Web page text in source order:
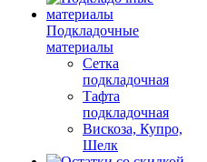
Подкладочные
материалы
Сетка
подкладочная
Тафта
подкладочная
Вискоза, Купро,
Шелк